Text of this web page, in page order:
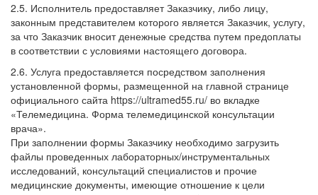
2.5. Исполнитель предоставляет Заказчику, либо лицу,
законным представителем которого является Заказчик, услугу,
за что Заказчик вносит денежные средства путем предоплаты
в соответствии с условиями настоящего договора.
2.6. Услуга предоставляется посредством заполнения
установленной формы, размещенной на главной странице
официального сайта https://ultramed55.ru/ во вкладке
«Телемедицина. Форма телемедицинской консультации
врача».
При заполнении формы Заказчику необходимо загрузить
файлы проведенных лабораторных/инструментальных
исследований, консультаций специалистов и прочие
медицинские документы, имеющие отношение к цели